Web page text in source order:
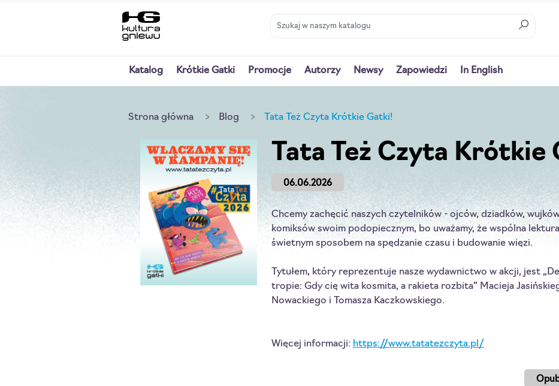
Katalog Krótkie Gatki Promocje Autorzy Newsy Zapowiedzi In English
Strona główna Blog Tata Też Czyta Krótkie Gatki!
Tata Też Czyta Krótkie
06.06.2026
Chcemy zachęcić naszych czytelników - ojców, dziadków,
komiksów swoim podopiecznym, bo uważamy, że wspólna
świetnym sposobem na spędzanie czasu i budowanie więzi.
Tytułem, który reprezentuje nasze wydawnictwo w akcji, jest
tropie: Gdy cię wita kosmita, a rakieta rozbita” Macieja
Nowackiego i Tomasza Kaczkowskiego.
Więcej informacji: https://www.tatatezczyta.pl/